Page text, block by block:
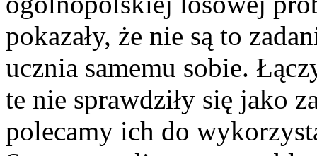
pokazały, że nie są to
ucznia samemu sobie.
te nie sprawdziły się jako
polecamy ich do